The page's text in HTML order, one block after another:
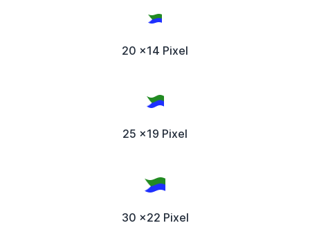
20 x14 Pixel
25 x19 Pixel
30 x22 Pixel